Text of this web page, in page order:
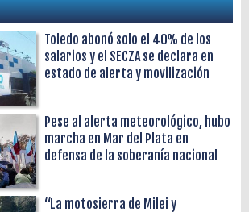
Toledo abonó solo el 40% de los
salarios y el SECZA se declara en
estado de alerta y movilización
Pese al alerta meteorológico, hubo
marcha en Mar del Plata en
defensa de la soberanía nacional
“La motosierra de Milei y